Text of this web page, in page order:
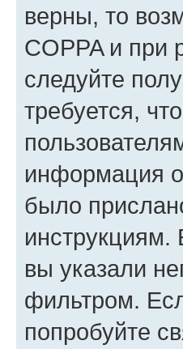
верны, то
COPPA и при
следуйте
требуется,
информация
было
вы указали
фильтром.
попробуйте